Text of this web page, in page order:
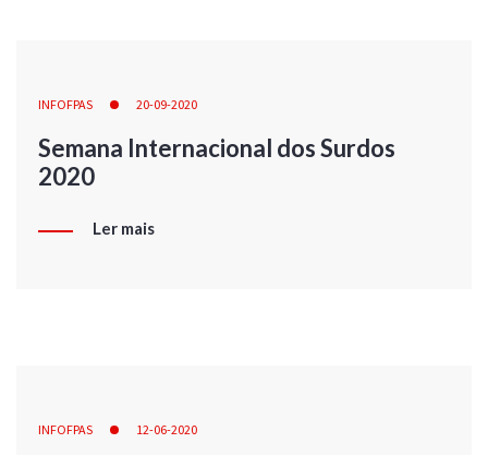
INFOFPAS 20-09-2020
Semana Internacional dos Surdos
2020
Ler mais
INFOFPAS 12-06-2020